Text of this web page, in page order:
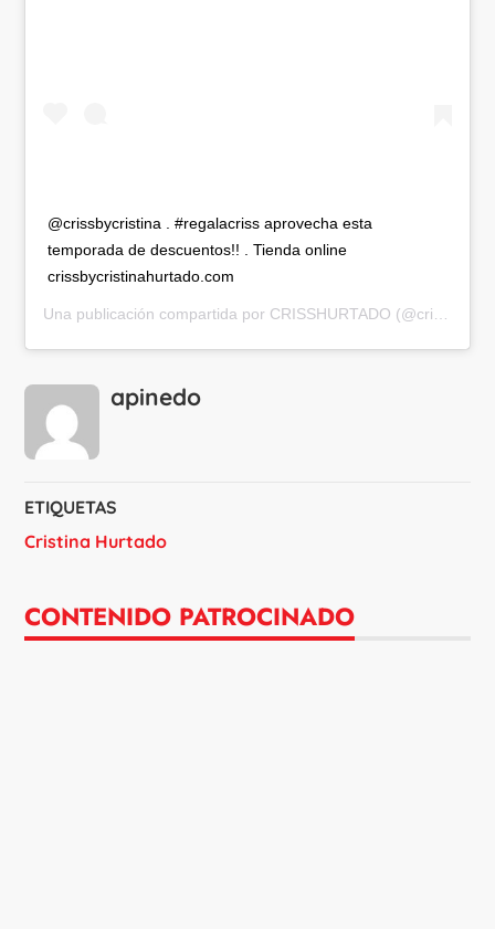
@crissbycristina . #regalacriss aprovecha esta
temporada de descuentos!! . Tienda online
crissbycristinahurtado.com
Una publicación compartida por CRISSHURTADO (@crisshurtado) el
apinedo
ETIQUETAS
Cristina Hurtado
CONTENIDO PATROCINADO